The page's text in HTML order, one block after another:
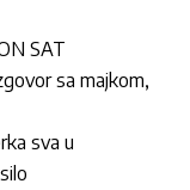
SAT
sa majkom,
sva u